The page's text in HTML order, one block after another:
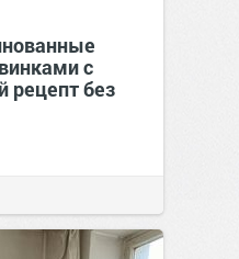
с
рецепт без